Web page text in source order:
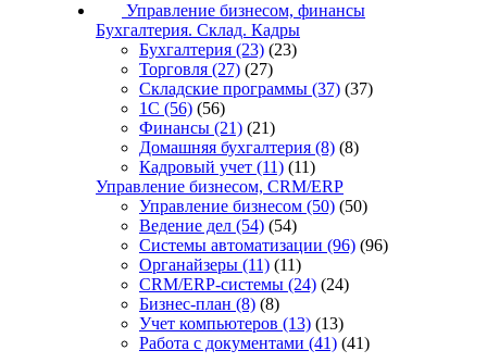
Управление бизнесом, финансы
Бухгалтерия. Склад. Кадры
Бухгалтерия (23) (23)
Торговля (27) (27)
Складские программы (37) (37)
1С (56) (56)
Финансы (21) (21)
Домашняя бухгалтерия (8) (8)
Кадровый учет (11) (11)
Управление бизнесом, CRM/ERP
Управление бизнесом (50) (50)
Ведение дел (54) (54)
Системы автоматизации (96) (96)
Органайзеры (11) (11)
CRM/ERP-системы (24) (24)
Бизнес-план (8) (8)
Учет компьютеров (13) (13)
Работа с документами (41) (41)